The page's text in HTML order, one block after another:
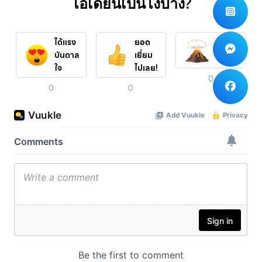
ได้แรง
บันดาล
ใจ
0
ยอด
เยี่ยม
ไปเลย!
0
ปังสุดๆ
0